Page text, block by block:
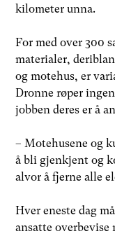
kilometer unna.
For med over 300
materialer,
og motehus, er
Dronne røper
jobben deres er å
– Motehusene og
å bli gjenkjent og
alvor å fjerne alle
Hver eneste dag
ansatte